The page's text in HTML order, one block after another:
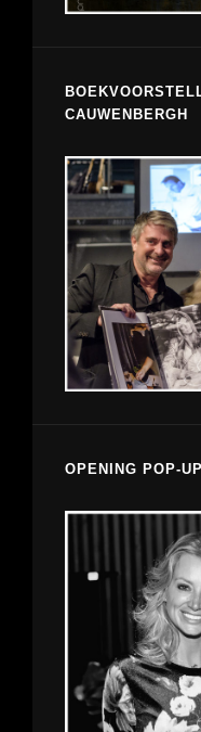
CAUWENBERGH
OPENING POP-